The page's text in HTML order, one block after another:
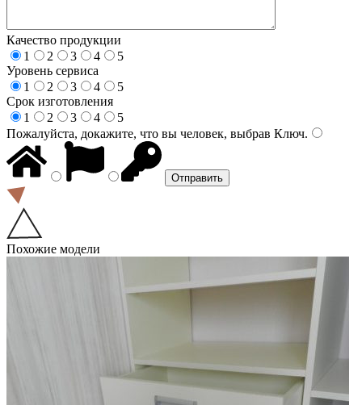
Качество продукции
1
2 3 4
5
Уровень сервиса
1
2 3 4
5
Срок изготовления
1
2 3 4
5
Пожалуйста, докажите, что вы человек, выбрав Ключ.
Похожие модели